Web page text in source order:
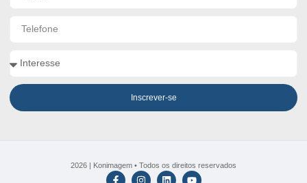
Inscrever-se
2026 | Konimagem • Todos os direitos reservados